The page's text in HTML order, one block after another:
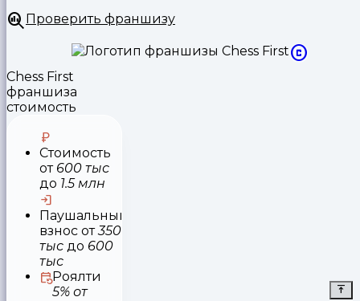
Проверить франшизу
Chess First
франшиза
стоимость
Стоимость
от 600 тыс
до 1.5 млн
Паушальный
взнос от350
тыс до 600
тыс
Роялти
5% от